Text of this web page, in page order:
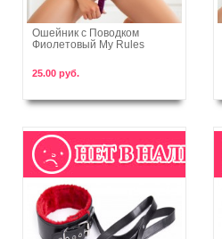
В корзину
Ошейник с Поводком
Фиолетовый My Rules
25.00 руб.